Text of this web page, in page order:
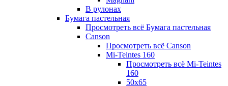
В рулонах
Бумага пастельная
Просмотреть всё Бумага пастельная
Canson
Просмотреть всё Canson
Mi-Teintes 160
Просмотреть всё Mi-Teintes
160
50х65